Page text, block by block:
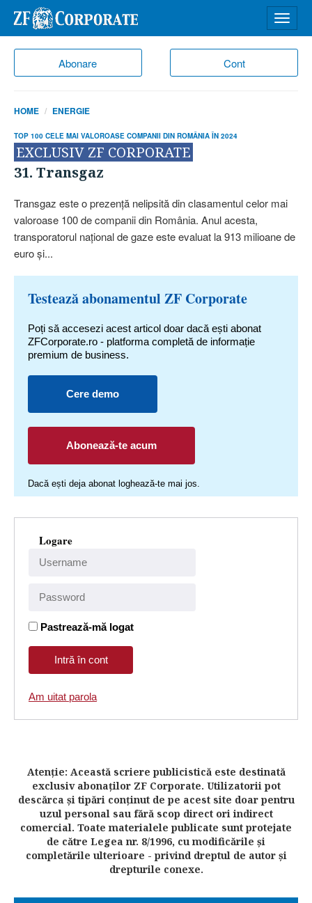
Abonare Cont
meniu
HOME ENERGIE
TOP 100 CELE MAI VALOROASE COMPANII DIN ROMÂNIA ÎN 2024
EXCLUSIV ZF CORPORATE
31. Transgaz
Transgaz este o prezenţă nelipsită din clasamentul celor mai
valoroase 100 de companii din România. Anul acesta,
transporatorul naţional de gaze este evaluat la 913 milioane de
euro şi...
Testează abonamentul ZF Corporate
Poți să accesezi acest articol doar dacă ești abonat
ZFCorporate.ro - platforma completă de informație
premium de business.
Cere demo
Abonează-te acum
Dacă ești deja abonat loghează-te mai jos.
Logare
Pastrează-mă logat
Am uitat parola
Atenţie: Această scriere publicistică este destinată
exclusiv abonaţilor ZF Corporate. Utilizatorii pot
descărca şi tipări conţinut de pe acest site doar pentru
uzul personal sau fără scop direct ori indirect
comercial. Toate materialele publicate sunt protejate
de către Legea nr. 8/1996, cu modificările şi
completările ulterioare - privind dreptul de autor şi
drepturile conexe.